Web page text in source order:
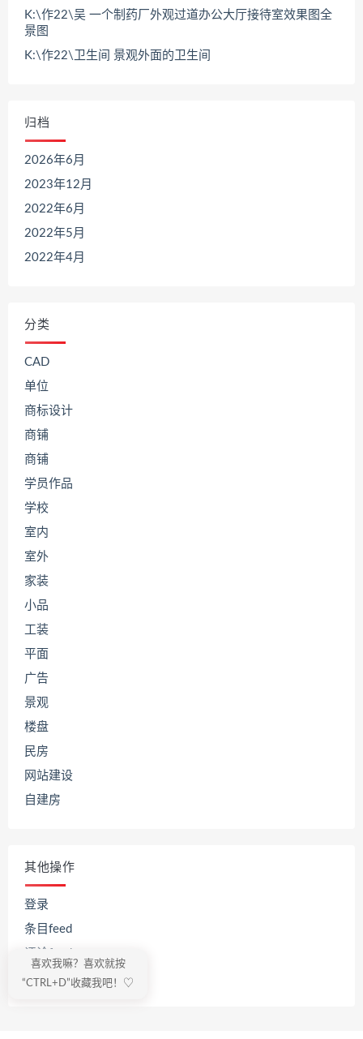
K:\作22\吴 一个制药厂外观过道办公大厅接待室效果图全
景图
K:\作22\卫生间 景观外面的卫生间
归档
2026年6月
2023年12月
2022年6月
2022年5月
2022年4月
分类
CAD
单位
商标设计
商铺
商铺
学员作品
学校
室内
室外
家装
小品
工装
平面
广告
景观
楼盘
民房
网站建设
自建房
其他操作
登录
条目feed
WordPress.org
喜欢我嘛？喜欢就按
“CTRL+D”收藏我吧！♡